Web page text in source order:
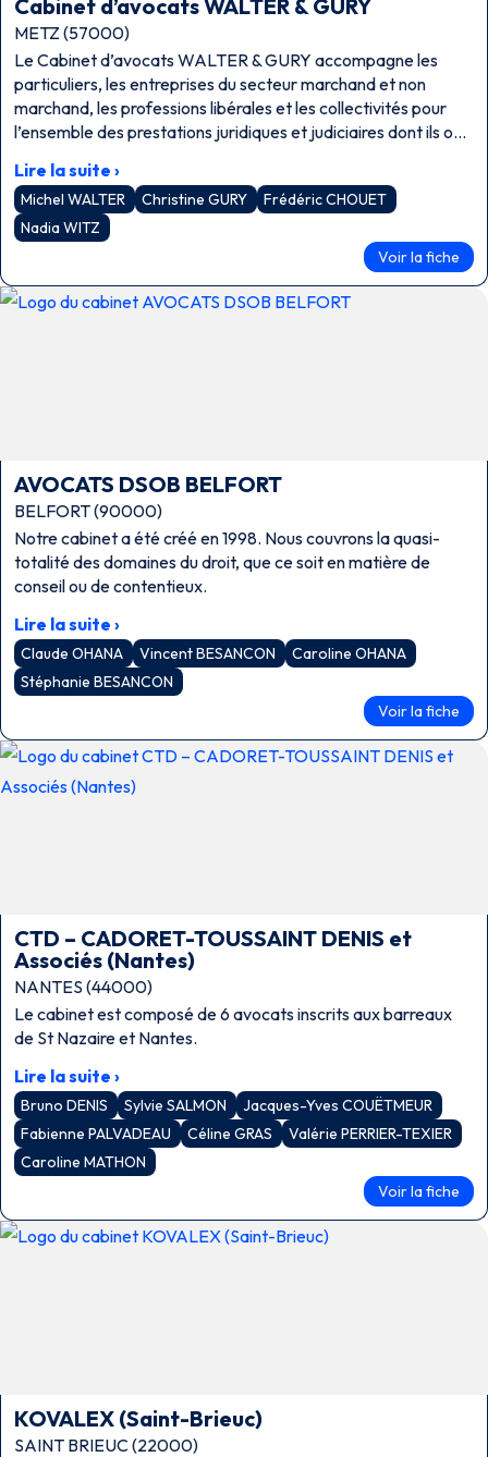
Cabinet d’avocats WALTER & GURY
METZ (57000)
Le Cabinet d’avocats WALTER & GURY accompagne les
particuliers, les entreprises du secteur marchand et non
marchand, les professions libérales et les collectivités pour
l’ensemble des prestations juridiques et judiciaires dont ils ont
Lire la suite ›
Michel WALTER Christine GURY
Frédéric CHOUET
Nadia WITZ
Voir la fiche
AVOCATS DSOB BELFORT
BELFORT (90000)
Notre cabinet a été créé en 1998. Nous couvrons la quasi-
totalité des domaines du droit, que ce soit en matière de
conseil ou de contentieux.
Lire la suite ›
Claude OHANA Vincent BESANCON
Caroline OHANA
Stéphanie BESANCON
Voir la fiche
CTD – CADORET-TOUSSAINT DENIS et
Associés (Nantes)
NANTES (44000)
Le cabinet est composé de 6 avocats inscrits aux barreaux
de St Nazaire et Nantes.
Lire la suite ›
Bruno DENIS Sylvie SALMON
Jacques-Yves COUËTMEUR
Fabienne PALVADEAU
Céline GRAS
Valérie PERRIER-TEXIER
Caroline MATHON
Voir la fiche
KOVALEX (Saint-Brieuc)
SAINT BRIEUC (22000)